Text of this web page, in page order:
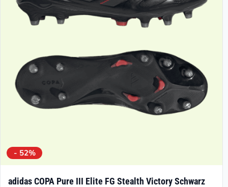
- 52%
adidas COPA Pure III Elite FG Stealth Victory Schwarz